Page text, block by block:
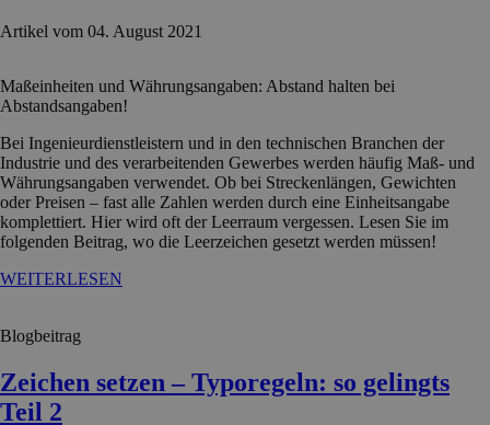
Artikel vom 04. August 2021
Maßeinheiten und Währungsangaben: Abstand halten bei
Abstandsangaben!
Bei Ingenieurdienstleistern und in den technischen Branchen der
Industrie und des verarbeitenden Gewerbes werden häufig Maß- und
Währungsangaben verwendet. Ob bei Streckenlängen, Gewichten
oder Preisen – fast alle Zahlen werden durch eine Einheitsangabe
komplettiert. Hier wird oft der Leerraum vergessen. Lesen Sie im
folgenden Beitrag, wo die Leerzeichen gesetzt werden müssen!
WEITERLESEN
Blogbeitrag
Zeichen setzen – Typoregeln: so gelingts
Teil 2